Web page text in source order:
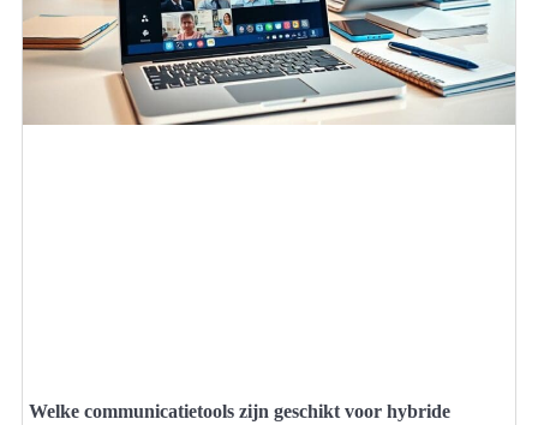
Welke communicatietools zijn geschikt voor hybride